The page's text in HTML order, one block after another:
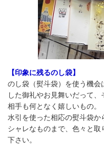
【印象に残るのし袋】
のし袋（熨斗袋）を使う機会
した御礼やお見舞いだって
相手も何となく嬉しいもの。
水引を使った相応の熨斗袋
シャレなものまで、色々と
下さい。